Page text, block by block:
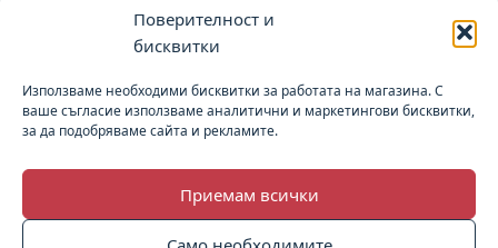
Поверителност и
бисквитки
Използваме необходими бисквитки за работата на магазина. С
ваше съгласие използваме аналитични и маркетингови бисквитки,
за да подобряваме сайта и рекламите.
Приемам всички
Обща стойност:19 800 лв., от които 19 800 лв.
безвъзмездно финансиране.